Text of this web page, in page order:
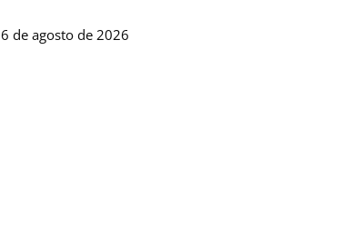
6 de agosto de 2026